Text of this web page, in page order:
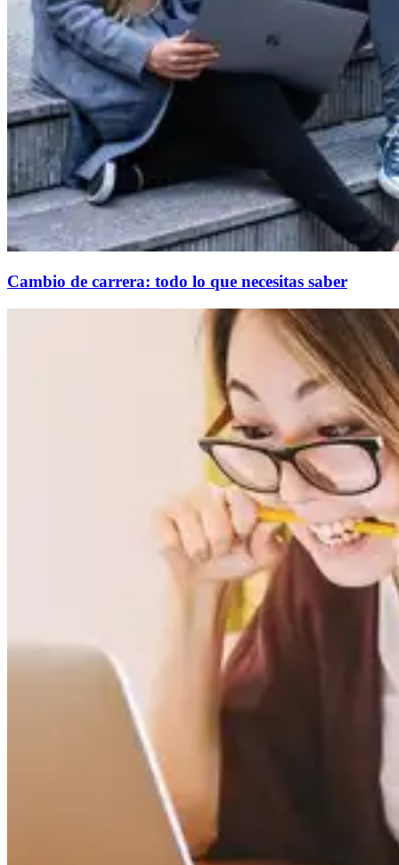
Cambio de carrera: todo lo que necesitas saber